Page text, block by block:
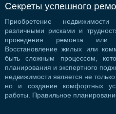
Секреты успешного
Приобретение
различными рисками и
проведения ремонта или
Восстановление жилых или
быть сложным процессом,
планирования и экспертного
недвижимости является не
но и создание комфортных
работы. Правильное